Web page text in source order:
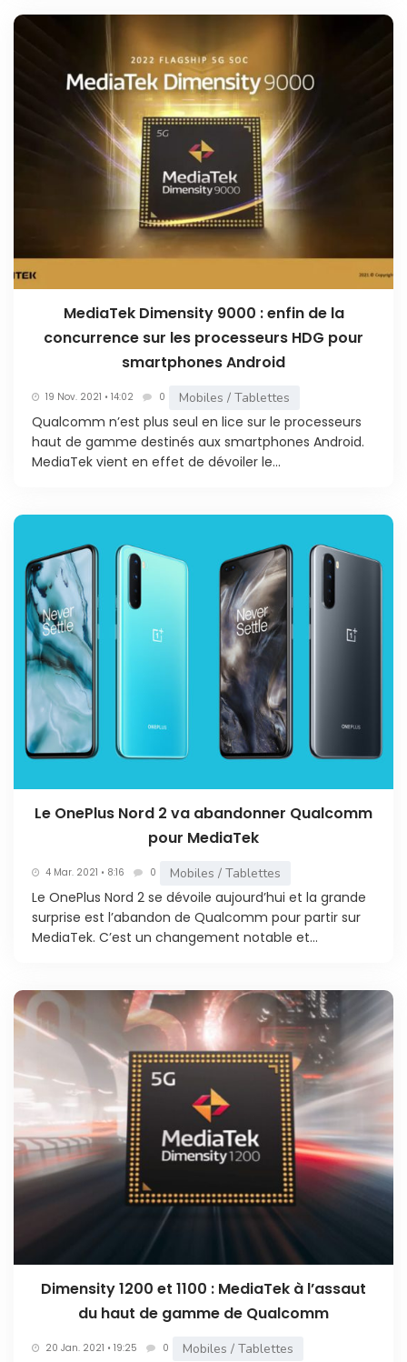
MediaTek Dimensity 9000 : enfin de la
concurrence sur les processeurs HDG pour
smartphones Android
19 Nov. 2021 • 14:02 0 Mobiles / Tablettes
Qualcomm n’est plus seul en lice sur le processeurs
haut de gamme destinés aux smartphones Android.
MediaTek vient en effet de dévoiler le...
Le OnePlus Nord 2 va abandonner Qualcomm
pour MediaTek
4 Mar. 2021 • 8:16 0 Mobiles / Tablettes
Le OnePlus Nord 2 se dévoile aujourd’hui et la grande
surprise est l’abandon de Qualcomm pour partir sur
MediaTek. C’est un changement notable et...
Dimensity 1200 et 1100 : MediaTek à l’assaut
du haut de gamme de Qualcomm
20 Jan. 2021 • 19:25 0 Mobiles / Tablettes